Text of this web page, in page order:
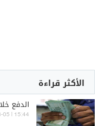
الأكثر قراءة
الدفع
15:44 | 2026-08-05